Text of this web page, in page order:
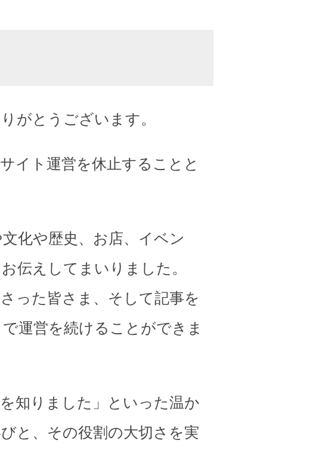
がとうございます。
イト運営を休止することと
化や歴史、お店、イベン
伝えしてまいりました。
った皆さま、そして記事を
運営を続けることができま
知りました」といった温か
と、その役割の大切さを実